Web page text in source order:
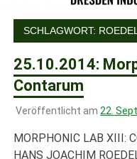
SCHLAGWORT:
25.10.2014:
Contarum
Veröffentlicht am 22.
MORPHONIC LAB XIII:
HANS JOACHIM